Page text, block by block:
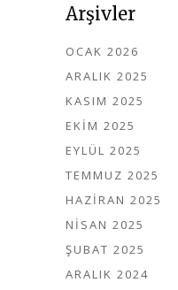
Arşivler
OCAK 2026
ARALIK 2025
KASIM 2025
EKIM 2025
EYLÜL 2025
TEMMUZ 2025
HAZIRAN 2025
NISAN 2025
ŞUBAT 2025
ARALIK 2024